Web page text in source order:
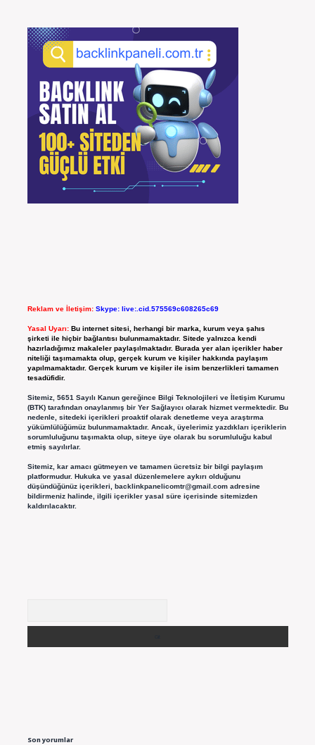
Reklam ve İletişim: Skype: live:.cid.575569c608265c69
Yasal Uyarı: Bu internet sitesi, herhangi bir marka, kurum veya şahıs
şirketi ile hiçbir bağlantısı bulunmamaktadır. Sitede yalnızca kendi
hazırladığımız makaleler paylaşılmaktadır. Burada yer alan içerikler haber
niteliği taşımamakta olup, gerçek kurum ve kişiler hakkında paylaşım
yapılmamaktadır. Gerçek kurum ve kişiler ile isim benzerlikleri tamamen
tesadüfidir.
Sitemiz, 5651 Sayılı Kanun gereğince Bilgi Teknolojileri ve İletişim Kurumu
(BTK) tarafından onaylanmış bir Yer Sağlayıcı olarak hizmet vermektedir. Bu
nedenle, sitedeki içerikleri proaktif olarak denetleme veya araştırma
yükümlülüğümüz bulunmamaktadır. Ancak, üyelerimiz yazdıkları içeriklerin
sorumluluğunu taşımakta olup, siteye üye olarak bu sorumluluğu kabul
etmiş sayılırlar.
Sitemiz, kar amacı gütmeyen ve tamamen ücretsiz bir bilgi paylaşım
platformudur. Hukuka ve yasal düzenlemelere aykırı olduğunu
düşündüğünüz içerikleri, backlinkpanelicomtr@gmail.comadresine
bildirmeniz halinde, ilgili içerikler yasal süre içerisinde sitemizden
kaldırılacaktır.
Son yorumlar